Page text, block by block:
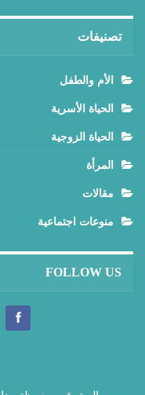
تصنيفات
الأم والطفل
الحياة الأسرية
الحياة الزوجية
المرأة
مقالات
منوعات اجتماعية
FOLLOW US